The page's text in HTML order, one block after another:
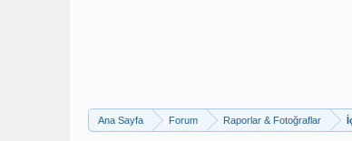
Ana Sayfa Forum Raporlar & Fotoğraflar